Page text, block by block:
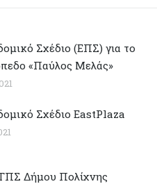
Σχέδιο (ΕΠΣ) για το
«Παύλος Μελάς»
Σχέδιο EastPlaza
Δήμου Πολίχνης